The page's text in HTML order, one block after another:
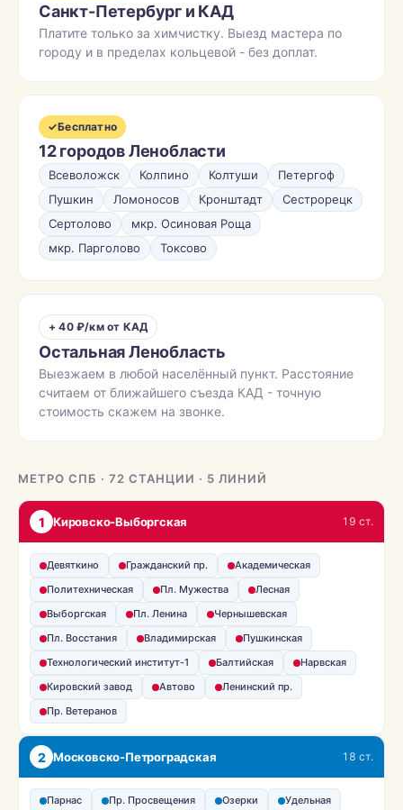
Санкт-Петербург и КАД
Платите только за химчистку. Выезд мастера по
городу и в пределах кольцевой - без доплат.
✓Бесплатно
12 городов Ленобласти
Всеволожск Колпино Колтуши
Петергоф
Пушкин
Ломоносов Кронштадт
Сестрорецк
Сертолово
мкр. Осиновая Роща
мкр. Парголово
Токсово
+ 40 ₽/км от КАД
Остальная Ленобласть
Выезжаем в любой населённый пункт. Расстояние
считаем от ближайшего съезда КАД - точную
стоимость скажем на звонке.
МЕТРО СПБ · 72 СТАНЦИИ · 5 ЛИНИЙ
1 Кировско-Выборгская 19 ст.
Девяткино Гражданский пр.
Академическая
Политехническая
Пл. Мужества
Лесная
Выборгская
Пл. Ленина
Чернышевская
Пл. Восстания
Владимирская
Пушкинская
Технологический институт-1
Балтийская
Нарвская
Кировский завод
Автово
Ленинский пр.
Пр. Ветеранов
2 Московско-Петроградская 18 ст.
Парнас Пр. Просвещения Озерки Удельная